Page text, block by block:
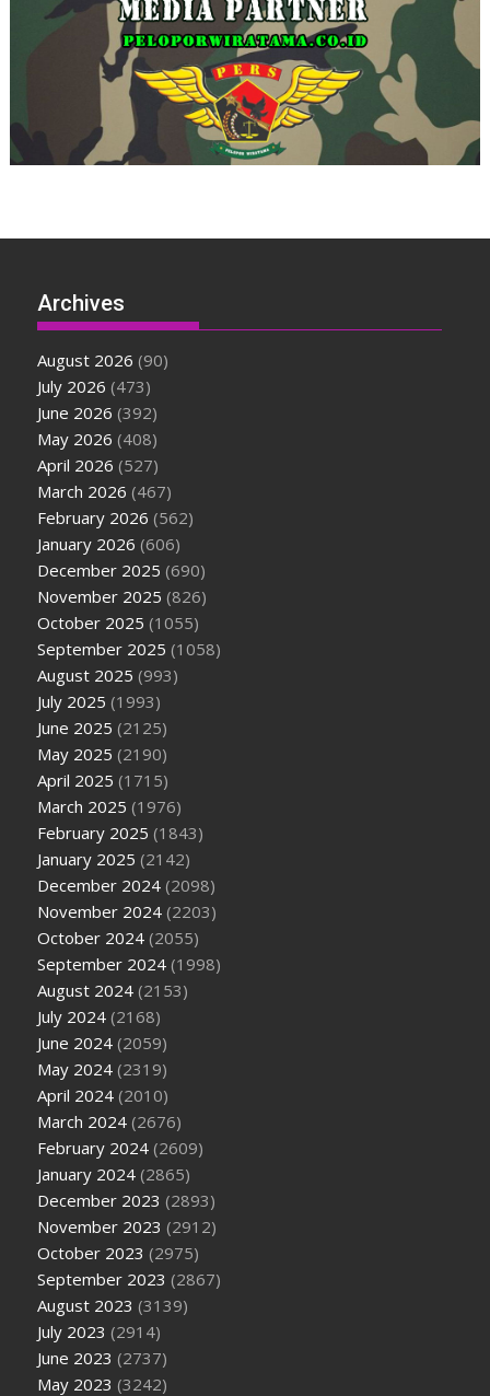
Archives
August 2026 (90)
July 2026 (473)
June 2026 (392)
May 2026 (408)
April 2026 (527)
March 2026 (467)
February 2026 (562)
January 2026 (606)
December 2025 (690)
November 2025 (826)
October 2025 (1055)
September 2025 (1058)
August 2025 (993)
July 2025 (1993)
June 2025 (2125)
May 2025 (2190)
April 2025 (1715)
March 2025 (1976)
February 2025 (1843)
January 2025 (2142)
December 2024 (2098)
November 2024 (2203)
October 2024 (2055)
September 2024 (1998)
August 2024 (2153)
July 2024 (2168)
June 2024 (2059)
May 2024 (2319)
April 2024 (2010)
March 2024 (2676)
February 2024 (2609)
January 2024 (2865)
December 2023 (2893)
November 2023 (2912)
October 2023 (2975)
September 2023 (2867)
August 2023 (3139)
July 2023 (2914)
June 2023 (2737)
May 2023 (3242)